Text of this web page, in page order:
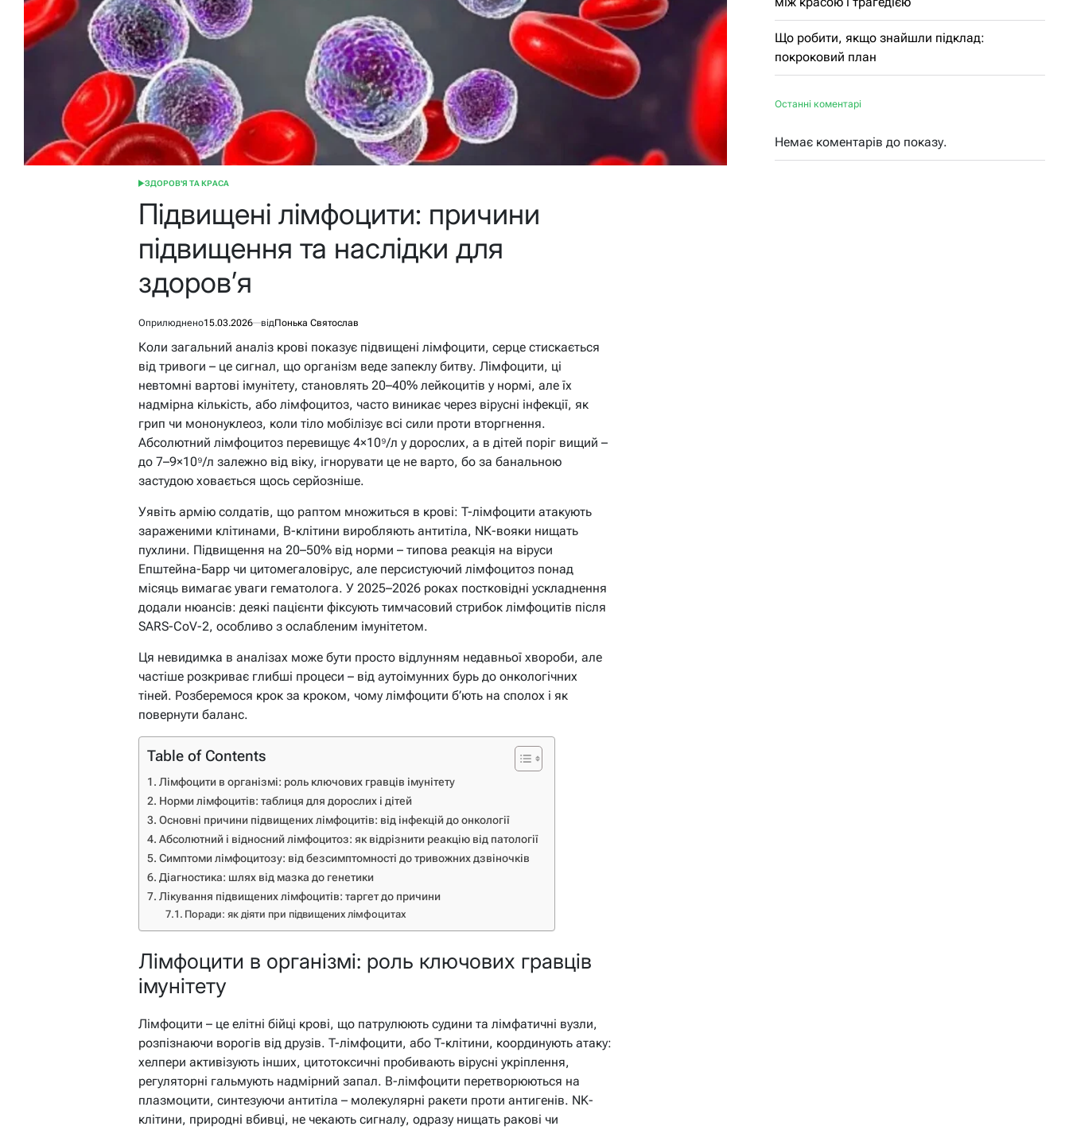
ОПУБЛІКУВАТИ
ЗДОРОВ'Я ТА КРАСА
Підвищені лімфоцити: причини
підвищення та наслідки для
здоров’я
Оприлюднено15.03.2026 відПонька Святослав
Коли загальний аналіз крові показує підвищені лімфоцити, серце стискається
від тривоги – це сигнал, що організм веде запеклу битву. Лімфоцити, ці
невтомні вартові імунітету, становлять 20–40% лейкоцитів у нормі, але їх
надмірна кількість, або лімфоцитоз, часто виникає через вірусні інфекції, як
грип чи мононуклеоз, коли тіло мобілізує всі сили проти вторгнення.
Абсолютний лімфоцитоз перевищує 4×10⁹/л у дорослих, а в дітей поріг вищий –
до 7–9×10⁹/л залежно від віку, ігнорувати це не варто, бо за банальною
застудою ховається щось серйозніше.
Уявіть армію солдатів, що раптом множиться в крові: T-лімфоцити атакують
зараженими клітинами, B-клітини виробляють антитіла, NK-вояки нищать
пухлини. Підвищення на 20–50% від норми – типова реакція на віруси
Епштейна-Барр чи цитомегаловірус, але персистуючий лімфоцитоз понад
місяць вимагає уваги гематолога. У 2025–2026 роках постковідні ускладнення
додали нюансів: деякі пацієнти фіксують тимчасовий стрибок лімфоцитів після
SARS-CoV-2, особливо з ослабленим імунітетом.
Ця невидимка в аналізах може бути просто відлунням недавньої хвороби, але
частіше розкриває глибші процеси – від аутоімунних бурь до онкологічних
тіней. Розберемося крок за кроком, чому лімфоцити б’ють на сполох і як
повернути баланс.
Table of Contents
Лімфоцити в організмі: роль ключових гравців імунітету
Норми лімфоцитів: таблиця для дорослих і дітей
Основні причини підвищених лімфоцитів: від інфекцій до онкології
Абсолютний і відносний лімфоцитоз: як відрізнити реакцію від патології
Симптоми лімфоцитозу: від безсимптомності до тривожних дзвіночків
Діагностика: шлях від мазка до генетики
Лікування підвищених лімфоцитів: таргет до причини
Поради: як діяти при підвищених лімфоцитах
Лімфоцити в організмі: роль ключових гравців
імунітету
Лімфоцити – це елітні бійці крові, що патрулюють судини та лімфатичні вузли,
розпізнаючи ворогів від друзів. T-лімфоцити, або T-клітини, координують атаку:
хелпери активізують інших, цитотоксичні пробивають вірусні укріплення,
регуляторні гальмують надмірний запал. B-лімфоцити перетворюються на
плазмоцити, синтезуючи антитіла – молекулярні ракети проти антигенів. NK-
клітини, природні вбивці, не чекають сигналу, одразу нищать ракові чи
Що робити, якщо знайшли підклад:
покроковий план
Останні коментарі
Немає коментарів до показу.